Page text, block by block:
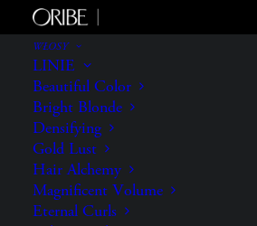
WŁOSY
LINIE
Beautiful Color
Bright Blonde
Densifying
Gold Lust
Hair Alchemy
Magnificent Volume
Eternal Curls